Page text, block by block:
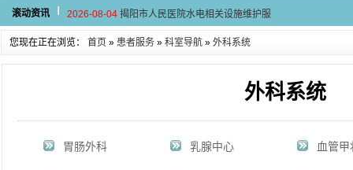
滚动资讯
2026-08-04 揭阳市人民医院水电相关设施维护服
2026-07-31 学术聚力！妇儿分论坛精彩收官
2026-07-31 以学术聚合力 | 运动健康分论坛助
揭阳市人民医院水电相关设施维护服
2026-07-31 学术聚力！妇儿分论坛精彩收官
2026-07-31
以学术聚合力 | 运动健康分论坛助
您现在正在浏览： 首页 » 患者服务 » 科室导航 » 外科系统
外科系统
胃肠外科 乳腺中心 血管